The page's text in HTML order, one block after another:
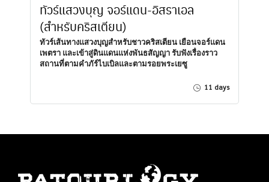
ทัวร์แสวงบุญ จอร์แดน-อิสราเอล
(สำหรับคริสเตียน)
ทัวร์เส้นทางแสวงบุญสำหรับชาวคริสเตียน เยือนจอร์แดน
เพตรา และเข้าสู่ดินแดนแห่งพันธสัญญา รับฟังเรื่องราว
สถานที่ตามคำภัร์ไบเบิลและตามรอยพระเยซู
11 days